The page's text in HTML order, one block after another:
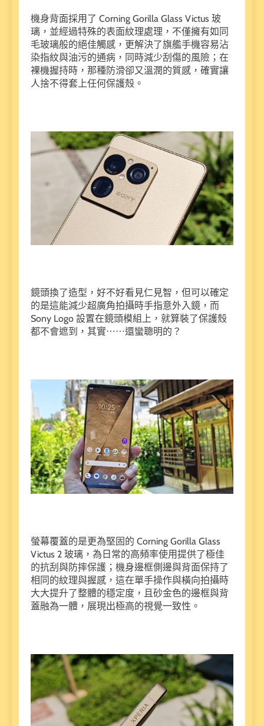
機身背面採用了 Corning Gorilla Glass Victus 玻
璃，並經過特殊的表面紋理處理，不僅擁有如同
毛玻璃般的絕佳觸感，更解決了旗艦手機容易沾
染指紋與油污的通病，同時減少刮傷的風險；在
裸機握持時，那種防滑卻又溫潤的質感，確實讓
人捨不得套上任何保護殼。
鏡頭換了造型，好不好看見仁見智，但可以確定
的是這能減少超廣角拍攝時手指意外入鏡，而
Sony Logo 設置在鏡頭模組上，就算裝了保護殼
都不會遮到，其實⋯⋯還蠻聰明的？
螢幕覆蓋的是更為堅固的 Corning Gorilla Glass
Victus 2 玻璃，為日常的高頻率使用提供了極佳
的抗刮與防摔保護；機身邊框側邊與背面保持了
相同的紋理與握感，這在單手操作與橫向拍攝時
大大提升了整體的穩定度，且砂金色的邊框與背
蓋融為一體，展現出極高的視覺一致性。